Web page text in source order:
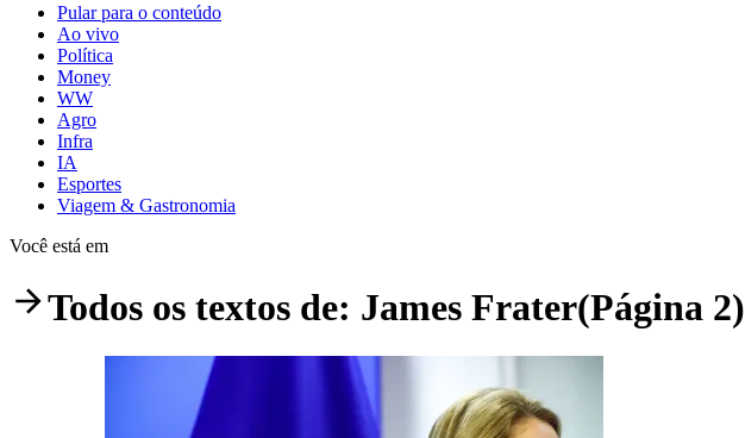
Pular para o conteúdo
Ao vivo
Política
Money
WW
Agro
Infra
IA
Esportes
Viagem & Gastronomia
Você está em
Todos os textos de: James Frater(Página 2)